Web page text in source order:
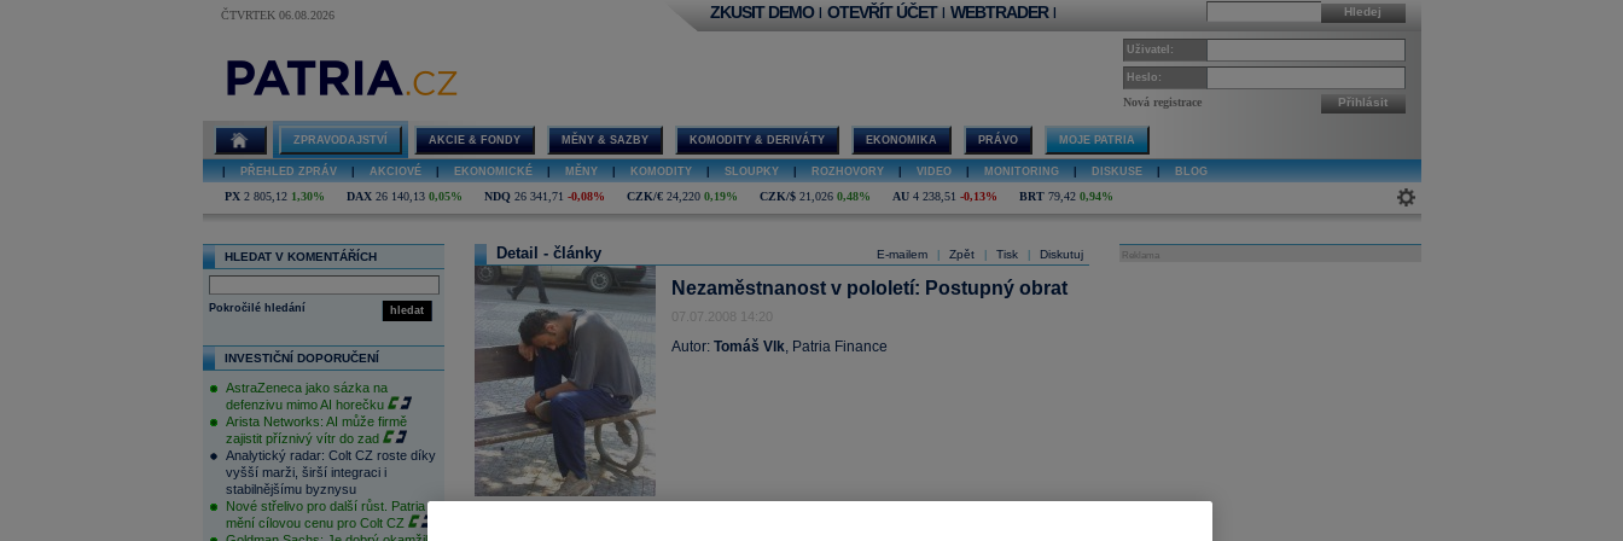
ČTVRTEK 06.08.2026 Hledej
ZKUSIT DEMO | OTEVŘÍT ÚČET | WEBTRADER |
Uživatel:
Heslo:
Nová registrace Přihlásit
ZPRAVODAJSTVÍ AKCIE & FONDY MĚNY & SAZBY KOMODITY & DERIVÁTY EKONOMIKA PRÁVO MOJE PATRIA
PŘEHLED ZPRÁV AKCIOVÉ EKONOMICKÉ MĚNY KOMODITY SLOUPKY ROZHOVORY VIDEO MONITORING DISKUSE BLOG
PX 2 805,12 1,30% DAX 26 140,13 0,05% NDQ 26 341,71 -0,08% CZK/€ 24,220 0,19% CZK/$ 21,026 0,48% AU 4 238,51 -0,13% BRT 79,42 0,94%
HLEDAT V KOMENTÁŘÍCH
hledat
Pokročilé hledání
INVESTIČNÍ DOPORUČENÍ
AstraZeneca jako sázka na
defenzivu mimo AI horečku
Arista Networks: AI může firmě
zajistit příznivý vítr do zad
Analytický radar: Colt CZ roste díky
vyšší marži, širší integraci i
stabilnějšímu byznysu
Nové střelivo pro další růst. Patria
mění cílovou cenu pro Colt CZ
E-mailem Zpět Tisk Diskutuj
Detail - články
Nezaměstnanost v pololetí: Postupný obrat
07.07.2008 14:20
Autor: Tomáš Vlk, Patria Finance
Reklama